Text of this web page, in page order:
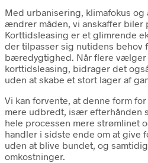
Med urbanisering, klimafokus
ændrer måden, vi anskaffer biler
Korttidsleasing er et glimrende
der tilpasser sig nutidens behov
bæredygtighed. Når flere vælger
korttidsleasing, bidrager det
uden at skabe et stort lager af
Vi kan forvente, at denne form
mere udbredt, især efterhånden
hele processen mere strømlinet
handler i sidste ende om at give
uden at blive bundet, og
omkostninger.